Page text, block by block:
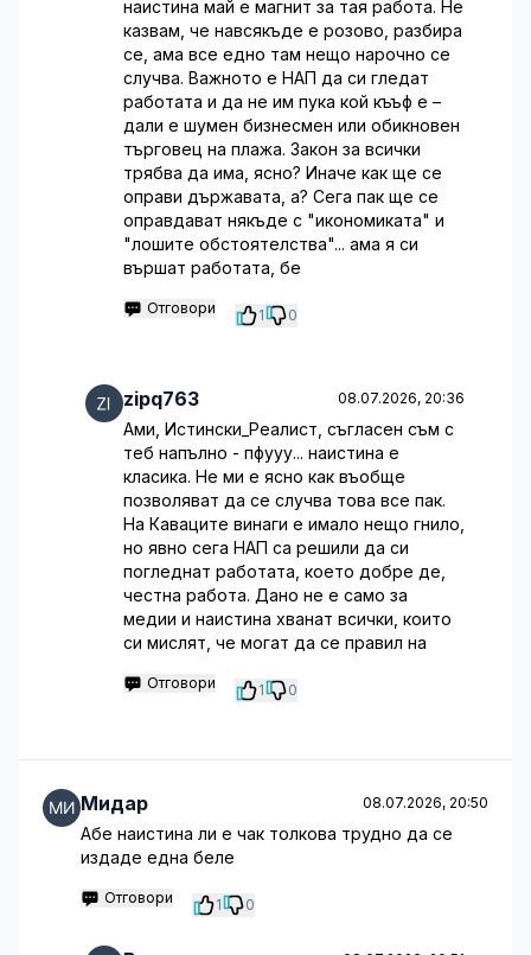
наистина май е магнит за тая работа. Не
казвам, че навсякъде е розово, разбира
се, ама все едно там нещо нарочно се
случва. Важното е НАП да си гледат
работата и да не им пука кой къъф е –
дали е шумен бизнесмен или обикновен
търговец на плажа. Закон за всички
трябва да има, ясно? Иначе как ще се
оправи държавата, а? Сега пак ще се
оправдават някъде с "икономиката" и
"лошите обстоятелства"... ама я си
вършат работата, бе
Отговори 1 0
zipq763 08.07.2026, 20:36
Ами, Истински_Реалист, съгласен съм с
теб напълно - пфууу... наистина е
класика. Не ми е ясно как въобще
позволяват да се случва това все пак.
На Каваците винаги е имало нещо гнило,
но явно сега НАП са решили да си
погледнат работата, което добре де,
честна работа. Дано не е само за
медии и наистина хванат всички, които
си мислят, че могат да се правил на
Отговори 1 0
Мидар 08.07.2026, 20:50
Абе наистина ли е чак толкова трудно да се
издаде една беле
Отговори 1 0